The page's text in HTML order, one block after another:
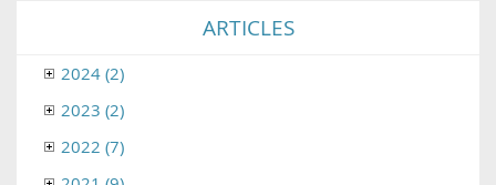
ARTICLES
2024 (2)
2023 (2)
2022 (7)